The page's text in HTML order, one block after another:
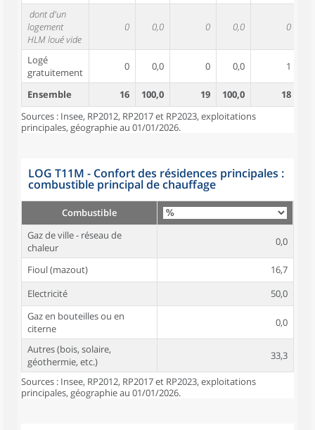
dont d'un
logement
HLM loué vide
0 0,0 0 0,0 0
Logé
gratuitement
0 0,0 0 0,0 1
Ensemble 16 100,0 19 100,0 18
Sources : Insee, RP2012, RP2017 et RP2023, exploitations
principales, géographie au 01/01/2026.
LOG T11M - Confort des résidences principales :
combustible principal de chauffage
Combustible
Gaz de ville - réseau de
chaleur
0,0
Fioul (mazout)
16,7
Electricité
50,0
Gaz en bouteilles ou en
citerne
0,0
Autres (bois, solaire,
géothermie, etc.)
33,3
Sources : Insee, RP2012, RP2017 et RP2023, exploitations
principales, géographie au 01/01/2026.